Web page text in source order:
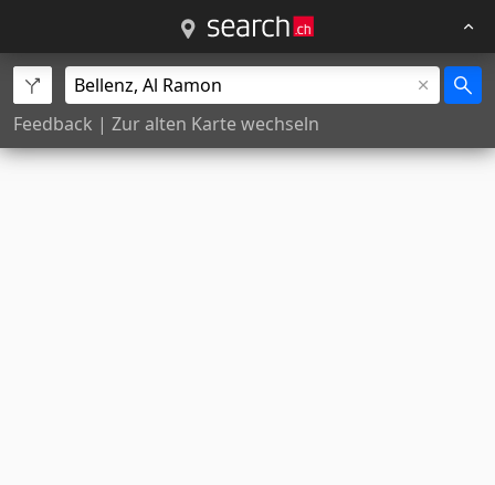
Feedback | Zur alten Karte wechseln